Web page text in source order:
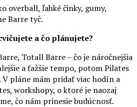
overball, ľahké činky, gumy,
Barre tyč.
a čo plánujete?
Totall Barre – čo je náročnejšia
a ťažšie tempo, potom Pilates
V pláne mám pridať viac hodín a
workshopy, o ktoré je naozaj
čo nám prinesie budúcnosť.